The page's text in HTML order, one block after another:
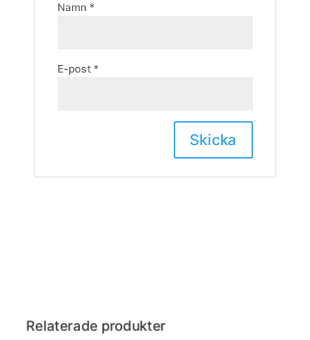
Namn *
E-post *
Relaterade produkter